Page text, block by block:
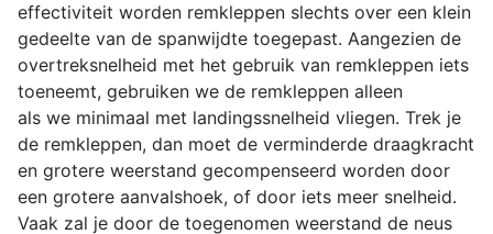
effectiviteit worden remkleppen slechts over een klein
gedeelte van de spanwijdte toegepast. Aangezien de
overtreksnelheid met het gebruik van remkleppen iets
toeneemt, gebruiken we de remkleppen alleen
als we minimaal met landingssnelheid vliegen. Trek je
de remkleppen, dan moet de verminderde draagkracht
en grotere weerstand gecompenseerd worden door
een grotere aanvalshoek, of door iets meer snelheid.
Vaak zal je door de toegenomen weerstand de neus